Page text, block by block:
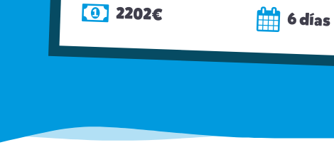
2202€ 6 días